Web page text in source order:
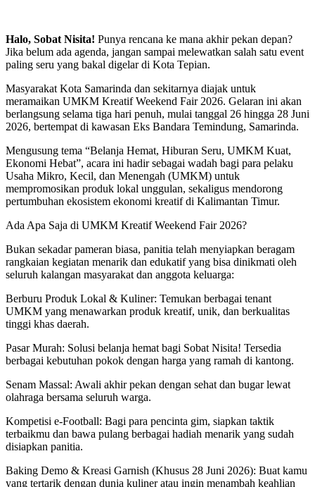
Halo, Sobat Nisita! Punya rencana ke mana akhir pekan depan?
Jika belum ada agenda, jangan sampai melewatkan salah satu event
paling seru yang bakal digelar di Kota Tepian.
Masyarakat Kota Samarinda dan sekitarnya diajak untuk
meramaikan UMKM Kreatif Weekend Fair 2026. Gelaran ini akan
berlangsung selama tiga hari penuh, mulai tanggal 26 hingga 28 Juni
2026, bertempat di kawasan Eks Bandara Temindung, Samarinda.
Mengusung tema “Belanja Hemat, Hiburan Seru, UMKM Kuat,
Ekonomi Hebat”, acara ini hadir sebagai wadah bagi para pelaku
Usaha Mikro, Kecil, dan Menengah (UMKM) untuk
mempromosikan produk lokal unggulan, sekaligus mendorong
pertumbuhan ekosistem ekonomi kreatif di Kalimantan Timur.
Ada Apa Saja di UMKM Kreatif Weekend Fair 2026?
Bukan sekadar pameran biasa, panitia telah menyiapkan beragam
rangkaian kegiatan menarik dan edukatif yang bisa dinikmati oleh
seluruh kalangan masyarakat dan anggota keluarga:
Berburu Produk Lokal & Kuliner: Temukan berbagai tenant
UMKM yang menawarkan produk kreatif, unik, dan berkualitas
tinggi khas daerah.
Pasar Murah: Solusi belanja hemat bagi Sobat Nisita! Tersedia
berbagai kebutuhan pokok dengan harga yang ramah di kantong.
Senam Massal: Awali akhir pekan dengan sehat dan bugar lewat
olahraga bersama seluruh warga.
Kompetisi e-Football: Bagi para pencinta gim, siapkan taktik
terbaikmu dan bawa pulang berbagai hadiah menarik yang sudah
disiapkan panitia.
Baking Demo & Kreasi Garnish (Khusus 28 Juni 2026): Buat kamu
yang tertarik dengan dunia kuliner atau ingin menambah keahlian